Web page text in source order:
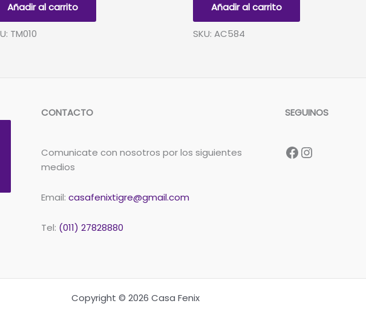
Añadir al carrito
TM010
cantidad
Añadir al carrito
SKU: AC584
CONTACTO
Comunicate con nosotros por los siguientes
medios
Email: casafenixtigre@gmail.com
Tel: (011) 27828880
SEGUINOS
Facebook
Instagram
Copyright © 2026 Casa Fenix